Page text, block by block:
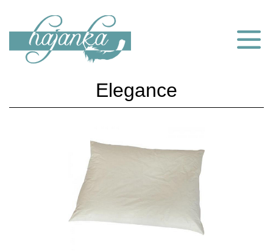
Elegance